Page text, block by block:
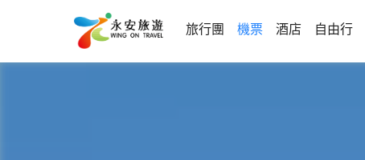
旅行團 機票 酒店 自由行